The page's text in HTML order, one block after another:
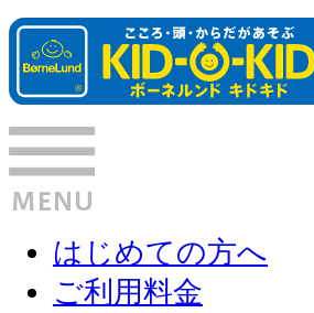
はじめての方へ
ご利用料金